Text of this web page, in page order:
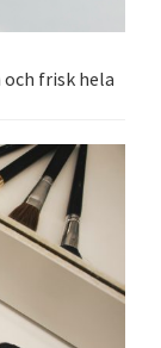
och frisk hela